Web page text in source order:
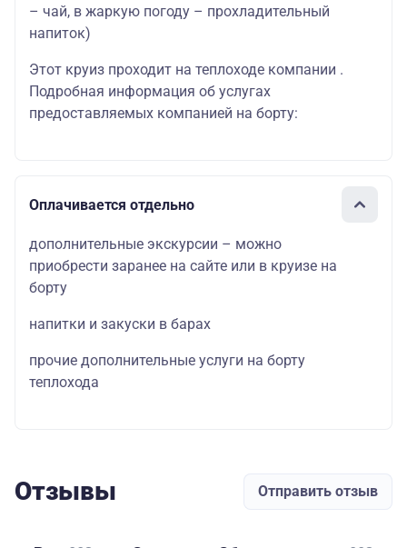
– чай, в жаркую погоду – прохладительный
напиток)
Этот круиз проходит на теплоходе компании .
Подробная информация об услугах
предоставляемых компанией на борту:
Оплачивается отдельно
дополнительные экскурсии – можно
приобрести заранее на сайте или в круизе на
борту
напитки и закуски в барах
прочие дополнительные услуги на борту
теплохода
Отзывы Отправить отзыв